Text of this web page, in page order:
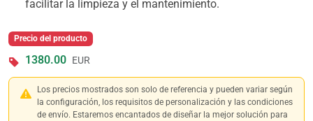
facilitar la limpieza y el mantenimiento.
Precio del producto
1380.00 EUR
Los precios mostrados son solo de referencia y pueden variar según
la configuración, los requisitos de personalización y las condiciones
de envío. Estaremos encantados de diseñar la mejor solución para